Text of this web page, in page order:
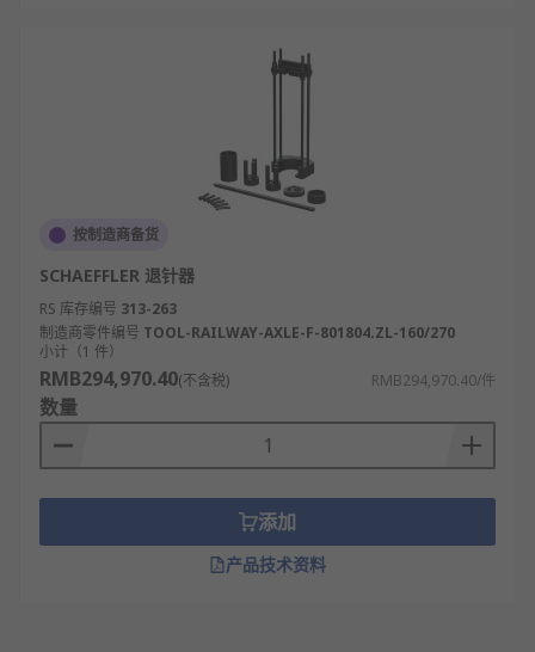
按制造商备货
SCHAEFFLER 退针器
RS 库存编号 313-263
制造商零件编号 TOOL-RAILWAY-AXLE-F-801804.ZL-160/270
小计（1 件）
RMB294,970.40(不含税) RMB294,970.40/件
数量
添加
产品技术资料